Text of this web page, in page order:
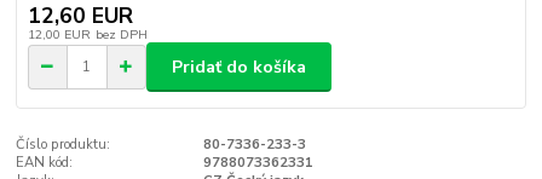
12,60 EUR
12,00 EUR bez DPH
Pridať do košíka
Číslo produktu:
80-7336-233-3
EAN kód:
9788073362331